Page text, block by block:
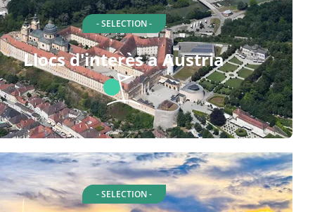
- SELECTION -
Llocs d'interès a Austria
- SELECTION -